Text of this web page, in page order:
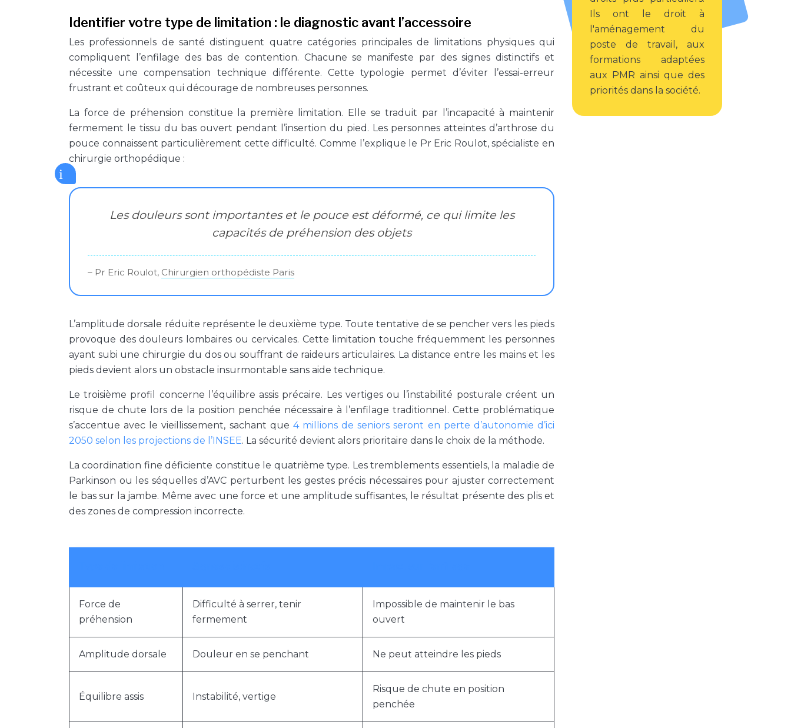
Identifier votre type de limitation : le diagnostic avant l’accessoire
Les professionnels de santé distinguent quatre catégories principales de limitations physiques qui
compliquent l’enfilage des bas de contention. Chacune se manifeste par des signes distinctifs et
nécessite une compensation technique différente. Cette typologie permet d’éviter l’essai-erreur
frustrant et coûteux qui décourage de nombreuses personnes.
La force de préhension constitue la première limitation. Elle se traduit par l’incapacité à maintenir
fermement le tissu du bas ouvert pendant l’insertion du pied. Les personnes atteintes d’arthrose du
pouce connaissent particulièrement cette difficulté. Comme l’explique le Pr Eric Roulot, spécialiste en
chirurgie orthopédique :
Les douleurs sont importantes et le pouce est déformé, ce qui limite les
capacités de préhension des objets
– Pr Eric Roulot, Chirurgien orthopédiste Paris
L’amplitude dorsale réduite représente le deuxième type. Toute tentative de se pencher vers les pieds
provoque des douleurs lombaires ou cervicales. Cette limitation touche fréquemment les personnes
ayant subi une chirurgie du dos ou souffrant de raideurs articulaires. La distance entre les mains et les
pieds devient alors un obstacle insurmontable sans aide technique.
Le troisième profil concerne l’équilibre assis précaire. Les vertiges ou l’instabilité posturale créent un
risque de chute lors de la position penchée nécessaire à l’enfilage traditionnel. Cette problématique
s’accentue avec le vieillissement, sachant que 4 millions de seniors seront en perte d’autonomie d’ici
2050 selon les projections de l’INSEE. La sécurité devient alors prioritaire dans le choix de la méthode.
La coordination fine déficiente constitue le quatrième type. Les tremblements essentiels, la maladie de
Parkinson ou les séquelles d’AVC perturbent les gestes précis nécessaires pour ajuster correctement
le bas sur la jambe. Même avec une force et une amplitude suffisantes, le résultat présente des plis et
des zones de compression incorrecte.
Force de
préhension
Difficulté à serrer, tenir
fermement
Impossible de maintenir le bas
ouvert
Amplitude dorsale Douleur en se penchant Ne peut atteindre les pieds
Équilibre assis Instabilité, vertige
Risque de chute en position
penchée
Ils ont le droit à
l'aménagement du
poste de travail, aux
formations adaptées
aux PMR ainsi que des
priorités dans la société.